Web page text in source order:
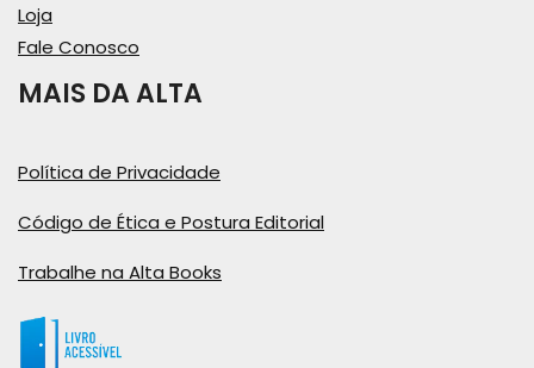
Loja
Fale Conosco
MAIS DA ALTA
Política de Privacidade
Código de Ética e Postura Editorial
Trabalhe na Alta Books